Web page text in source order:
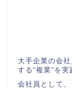
大手企業の会
する“複業”を実
会社員として